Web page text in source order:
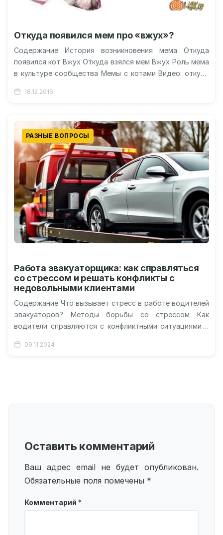
Откуда появился мем про «вжух»?
Содержание История возникновения мема Откуда
появился кот Вжух Откуда взялся мем Вжух Роль мема
в культуре сообщества Мемы с котами Видео: откуда
18.12.2016
РАЗНЫЕ ВОПРОСЫ
Работа эвакуаторщика: как справляться
со стрессом и решать конфликты с
недовольными клиентами
Содержание Что вызывает стресс в работе водителей
эвакуаторов? Методы борьбы со стрессом Как
водители справляются с конфликтными ситуациями с
09.11.2024
Оставить комментарий
Ваш адрес email не будет опубликован.
Обязательные поля помечены *
Комментарий *